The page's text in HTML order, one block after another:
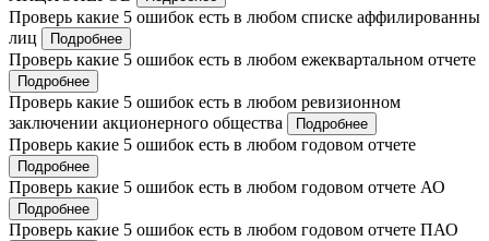
Проверь какие 5 ошибок есть в любом списке аффилированны
лиц
Подробнее
Проверь какие 5 ошибок есть в любом ежеквартальном отчете
Подробнее
Проверь какие 5 ошибок есть в любом ревизионном
заключении акционерного общества
Подробнее
Проверь какие 5 ошибок есть в любом годовом отчете
Подробнее
Проверь какие 5 ошибок есть в любом годовом отчете АО
Подробнее
Проверь какие 5 ошибок есть в любом годовом отчете ПАО